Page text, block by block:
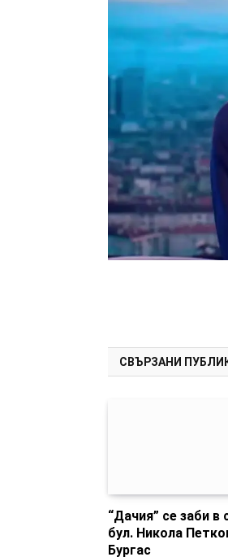
СВЪРЗАНИ
“Дачия” се заби в
бул. Никола
Бургас